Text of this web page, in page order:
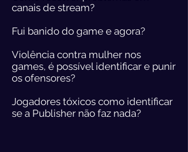
canais de stream?
Fui banido do game e agora?
Violência contra mulher nos
games, é possível identificar e punir
os ofensores?
Jogadores tóxicos como identificar
se a Publisher não faz nada?